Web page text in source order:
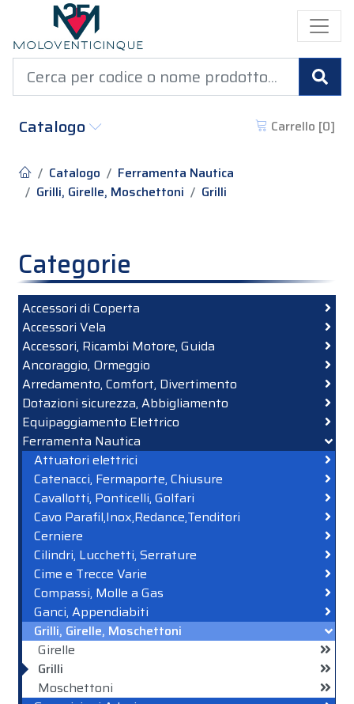
Catalogo
Carrello [0]
Catalogo
Ferramenta Nautica
Grilli, Girelle, Moschettoni
Grilli
Categorie
Accessori di Coperta
Accessori Vela
Accessori, Ricambi Motore, Guida
Ancoraggio, Ormeggio
Arredamento, Comfort, Divertimento
Dotazioni sicurezza, Abbigliamento
Equipaggiamento Elettrico
Ferramenta Nautica
Attuatori elettrici
Catenacci, Fermaporte, Chiusure
Cavallotti, Ponticelli, Golfari
Cavo Parafil,Inox,Redance,Tenditori
Cerniere
Cilindri, Lucchetti, Serrature
Cime e Trecce Varie
Compassi, Molle a Gas
Ganci, Appendiabiti
Grilli, Girelle, Moschettoni
Girelle
Grilli
Moschettoni